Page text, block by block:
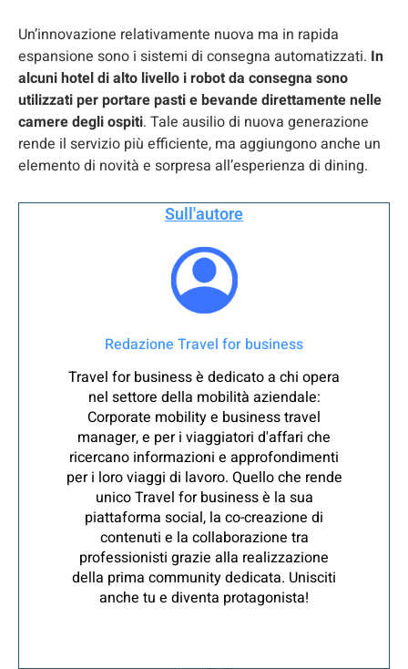
Un’innovazione relativamente nuova ma in rapida
espansione sono i sistemi di consegna automatizzati. In
alcuni hotel di alto livello i robot da consegna sono
utilizzati per portare pasti e bevande direttamente nelle
camere degli ospiti. Tale ausilio di nuova generazione
rende il servizio più efficiente, ma aggiungono anche un
elemento di novità e sorpresa all’esperienza di dining.
Sull'autore
Redazione Travel for business
Travel for business è dedicato a chi opera
nel settore della mobilità aziendale:
Corporate mobility e business travel
manager, e per i viaggiatori d'affari che
ricercano informazioni e approfondimenti
per i loro viaggi di lavoro. Quello che rende
unico Travel for business è la sua
piattaforma social, la co-creazione di
contenuti e la collaborazione tra
professionisti grazie alla realizzazione
della prima community dedicata. Unisciti
anche tu e diventa protagonista!